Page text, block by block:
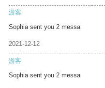
游客
Sophia sent you 2 messa
2021-12-12
游客
Sophia sent you 2 messa